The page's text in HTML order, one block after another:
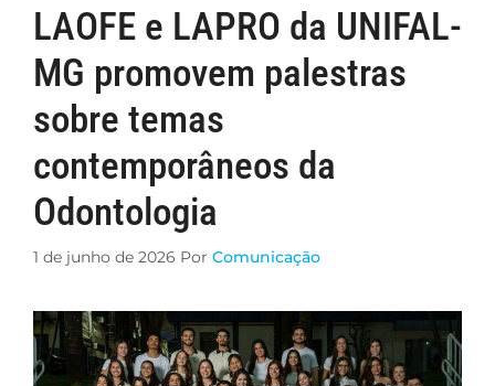
LAOFE e LAPRO da UNIFAL-
MG promovem palestras
sobre temas
contemporâneos da
Odontologia
1 de junho de 2026 Por Comunicação